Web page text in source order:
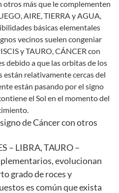
otros más que le complementen
AIRE, TIERRA y AGUA,
básicas elementales
vecinos suelen congeniar
y TAURO, CÁNCER con
debido a que las orbitas de los
están relativamente cercas del
están pasando por el signo
el Sol en el momento del
de Cáncer con otros
– LIBRA, TAURO –
evolucionan
grado de roces y
es común que exista